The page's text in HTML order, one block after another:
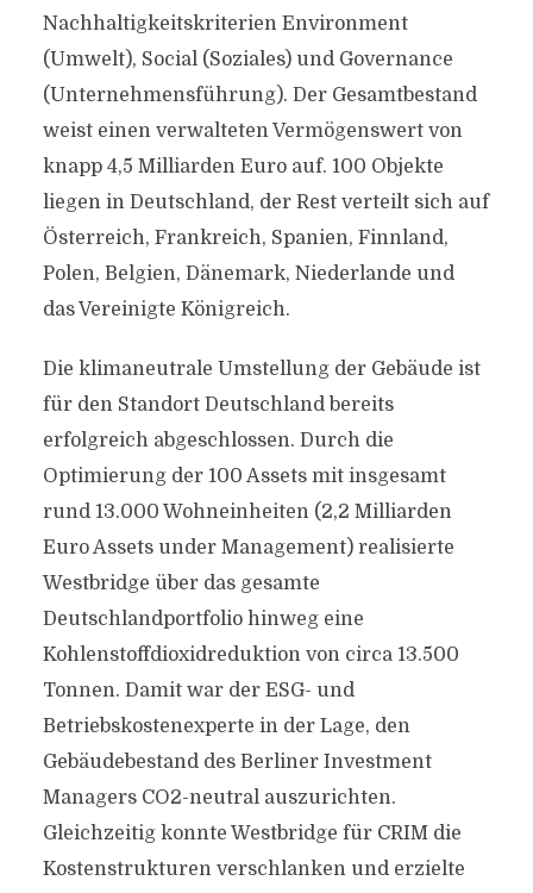
Nachhaltigkeitskriterien Environment
(Umwelt), Social (Soziales) und Governance
(Unternehmensführung). Der Gesamtbestand
weist einen verwalteten Vermögenswert von
knapp 4,5 Milliarden Euro auf. 100 Objekte
liegen in Deutschland, der Rest verteilt sich auf
Österreich, Frankreich, Spanien, Finnland,
Polen, Belgien, Dänemark, Niederlande und
das Vereinigte Königreich.
Die klimaneutrale Umstellung der Gebäude ist
für den Standort Deutschland bereits
erfolgreich abgeschlossen. Durch die
Optimierung der 100 Assets mit insgesamt
rund 13.000 Wohneinheiten (2,2 Milliarden
Euro Assets under Management) realisierte
Westbridge über das gesamte
Deutschlandportfolio hinweg eine
Kohlenstoffdioxidreduktion von circa 13.500
Tonnen. Damit war der ESG- und
Betriebskostenexperte in der Lage, den
Gebäudebestand des Berliner Investment
Managers CO2-neutral auszurichten.
Gleichzeitig konnte Westbridge für CRIM die
Kostenstrukturen verschlanken und erzielte